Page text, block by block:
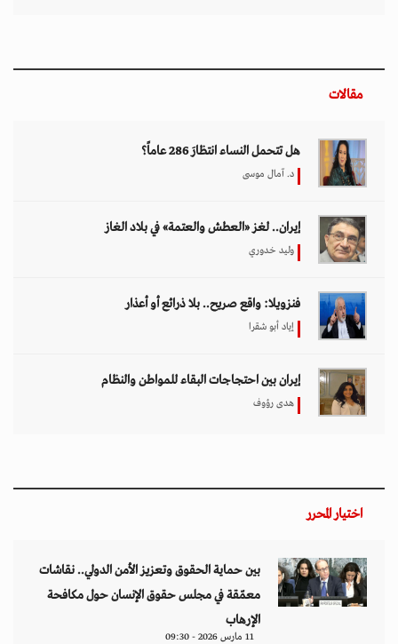
مقالات
هل تتحمل النساء انتظارَ 286 عاماً؟
د. آمال موسى
إيران.. لغز «العطش والعتمة» في بلاد الغاز
وليد خدوري
فنزويلا: واقع صريح.. بلا ذرائع أو أعذار
إياد أبو شقرا
إيران بين احتجاجات البقاء للمواطن والنظام
هدى رؤوف
اختيار المحرر
بين حماية الحقوق وتعزيز الأمن الدولي.. نقاشات
معمّقة في مجلس حقوق الإنسان حول مكافحة
الإرهاب
11 مارس 2026 - 09:30